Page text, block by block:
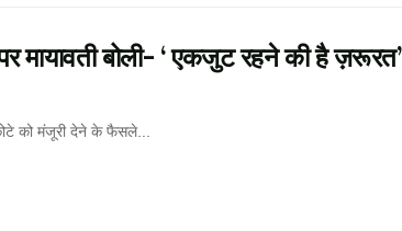
बोली- ‘ एकजुट रहने की है ज़रूरत’
को मंजूरी देने के फैसले...